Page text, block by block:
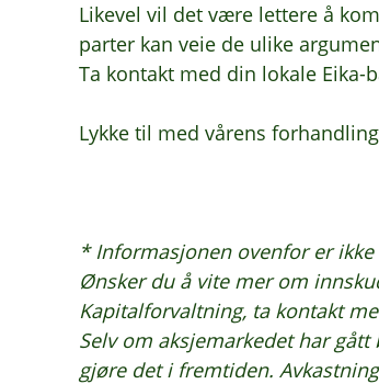
Likevel vil det være lettere å
parter kan veie de ulike
Ta kontakt med din lokale Eika-
Lykke til med vårens
* Informasjonen ovenfor er
Ønsker du å vite mer om
Kapitalforvaltning, ta kontakt
Selv om aksjemarkedet har
gjøre det i fremtiden.